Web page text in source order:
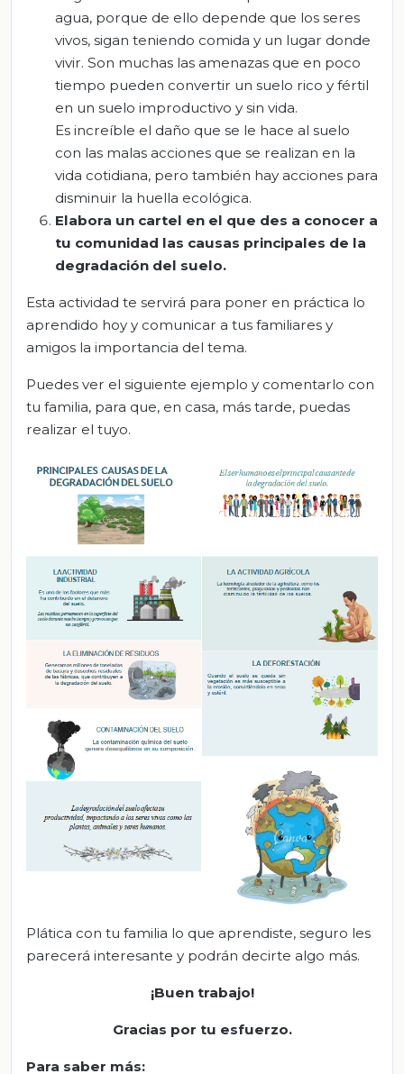
agua, porque de ello depende que los seres
vivos, sigan teniendo comida y un lugar donde
vivir. Son muchas las amenazas que en poco
tiempo pueden convertir un suelo rico y fértil
en un suelo improductivo y sin vida.
Es increíble el daño que se le hace al suelo
con las malas acciones que se realizan en la
vida cotidiana, pero también hay acciones para
disminuir la huella ecológica.
Elabora un cartel en el que des a conocer a
tu comunidad las causas principales de la
degradación del suelo.
Esta actividad te servirá para poner en práctica lo
aprendido hoy y comunicar a tus familiares y
amigos la importancia del tema.
Puedes ver el siguiente ejemplo y comentarlo con
tu familia, para que, en casa, más tarde, puedas
realizar el tuyo.
Plática con tu familia lo que aprendiste, seguro les
parecerá interesante y podrán decirte algo más.
¡Buen trabajo!
Gracias por tu esfuerzo.
Para saber más: